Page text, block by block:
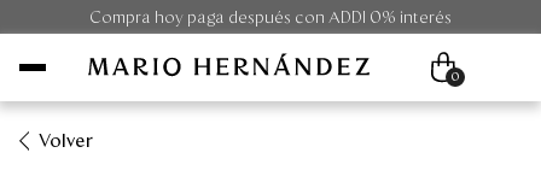
Compra hoy paga después con ADDI 0% interés
0
Volver